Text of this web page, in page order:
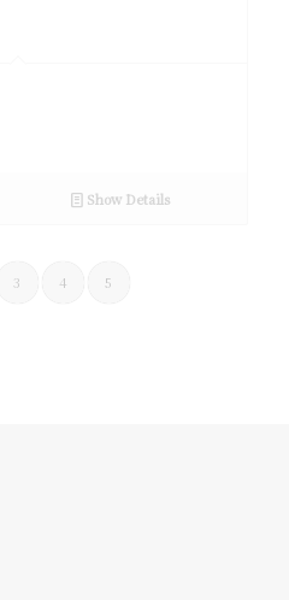
Show Details
3 4 5